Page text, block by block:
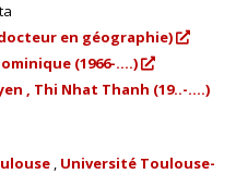
docteur en géographie)
(1966-....)
, Thi Nhat Thanh (19..-....)
Université Toulouse-